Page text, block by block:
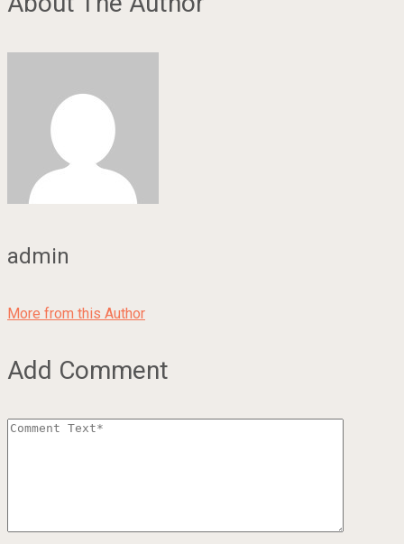
admin
More from this Author
Add Comment